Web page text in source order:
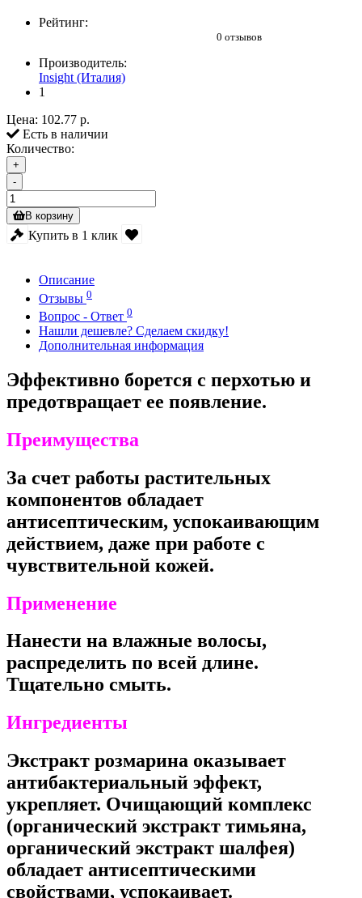
Рейтинг:
0 отзывов
Производитель:
Insight (Италия)
1
Цена: 102.77 р.
Есть в наличии
Количество:
+
-
В корзину
Купить в 1 клик
Описание
Отзывы 0
Вопрос - Ответ 0
Нашли дешевле? Сделаем скидку!
Дополнительная информация
Эффективно борется с перхотью и
предотвращает ее появление.
Преимущества
За счет работы растительных
компонентов обладает
антисептическим, успокаивающим
действием, даже при работе с
чувствительной кожей.
Применение
Нанести на влажные волосы,
распределить по всей длине.
Тщательно смыть.
Ингредиенты
Экстракт розмарина оказывает
антибактериальный эффект,
укрепляет. Очищающий комплекс
(органический экстракт тимьяна,
органический экстракт шалфея)
обладает антисептическими
свойствами, успокаивает.